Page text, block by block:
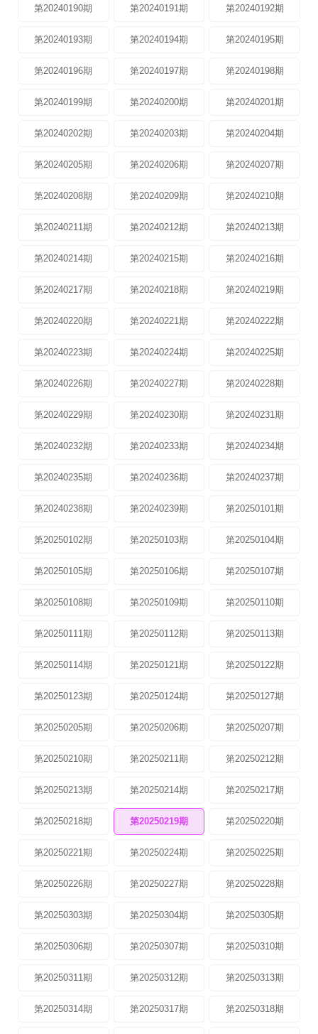
第20240190期 第20240191期 第20240192期
第20240193期 第20240194期 第20240195期
第20240196期 第20240197期 第20240198期
第20240199期 第20240200期 第20240201期
第20240202期 第20240203期 第20240204期
第20240205期 第20240206期 第20240207期
第20240208期 第20240209期 第20240210期
第20240211期 第20240212期 第20240213期
第20240214期 第20240215期 第20240216期
第20240217期 第20240218期 第20240219期
第20240220期 第20240221期 第20240222期
第20240223期 第20240224期 第20240225期
第20240226期 第20240227期 第20240228期
第20240229期 第20240230期 第20240231期
第20240232期 第20240233期 第20240234期
第20240235期 第20240236期 第20240237期
第20240238期 第20240239期 第20250101期
第20250102期 第20250103期 第20250104期
第20250105期 第20250106期 第20250107期
第20250108期 第20250109期 第20250110期
第20250111期 第20250112期 第20250113期
第20250114期 第20250121期 第20250122期
第20250123期 第20250124期 第20250127期
第20250205期 第20250206期 第20250207期
第20250210期 第20250211期 第20250212期
第20250213期 第20250214期 第20250217期
第20250218期 第20250219期 第20250220期
第20250221期 第20250224期 第20250225期
第20250226期 第20250227期 第20250228期
第20250303期 第20250304期 第20250305期
第20250306期 第20250307期 第20250310期
第20250311期 第20250312期 第20250313期
第20250314期 第20250317期 第20250318期